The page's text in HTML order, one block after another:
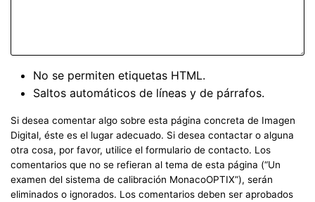
No se permiten etiquetas HTML.
Saltos automáticos de líneas y de párrafos.
Si desea comentar algo sobre esta página concreta de Imagen
Digital, éste es el lugar adecuado. Si desea contactar o alguna
otra cosa, por favor, utilice el formulario de contacto. Los
comentarios que no se refieran al tema de esta página (“Un
examen del sistema de calibración MonacoOPTIX”), serán
eliminados o ignorados. Los comentarios deben ser aprobados